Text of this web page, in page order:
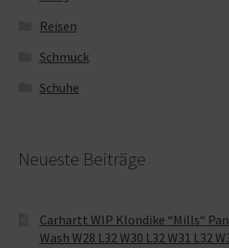
Reisen
Schmuck
Schuhe
Neueste Beiträge
Carhartt WIP Klondike “Mills“
Wash W28 L32 W30 L32 W31 L32